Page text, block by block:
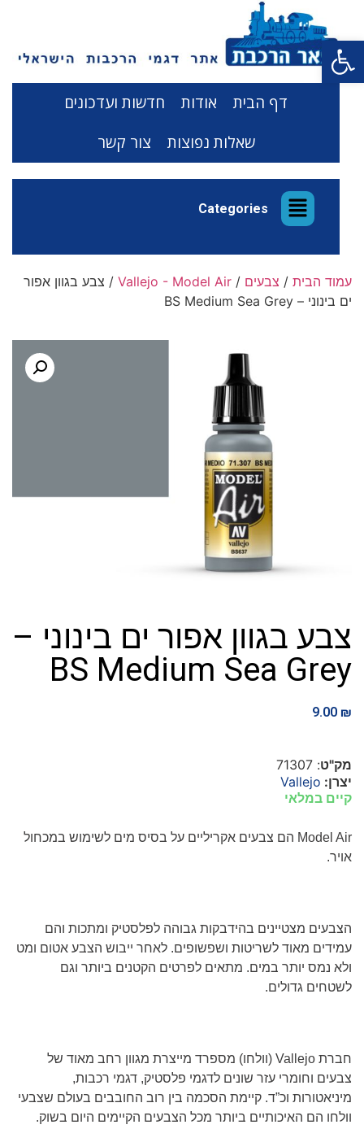
פתח סרגל נגישות
דף הבית אודות
חדשות ועדכונים
שאלות נפוצות
צור קשר
Categories
עמוד הבית / צבעים /
Vallejo - Model Air / צבע בגוון אפור
ים בינוני – BS Medium Sea Grey
צבע בגוון אפור ים בינוני –
BS Medium Sea Grey
9.00 ₪
מק"ט: 71307
יצרן: Vallejo
קיים במלאי
Model Air הם צבעים אקריליים על בסיס מים לשימוש במכחול
אויר.
הצבעים מצטיינים בהידבקות גבוהה לפלסטיק ומתכות והם
עמידים מאוד לשריטות ושפשופים. לאחר ייבוש הצבע אטום ומט
ולא נמס יותר במים. מתאים לפרטים הקטנים ביותר וגם
לשטחים גדולים.
חברת Vallejo (וולחו) מספרד מייצרת מגוון רחב מאוד של
צבעים וחומרי עזר שונים לדגמי פלסטיק, דגמי רכבות,
מיניאטורות וכ”ד. קיימת הסכמה בין רוב החובבים בעולם שצבעי
וולחו הם האיכותיים ביותר מכל הצבעים הקיימים היום בשוק.